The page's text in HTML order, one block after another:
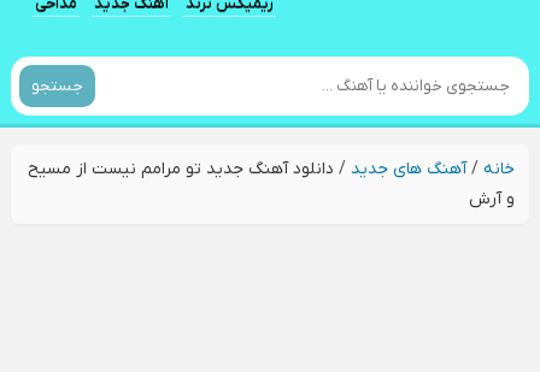
جستجو
خانه/آهنگ های جدید / دانلود آهنگ جدید تو مرامم نیست از مسیح
و آرش